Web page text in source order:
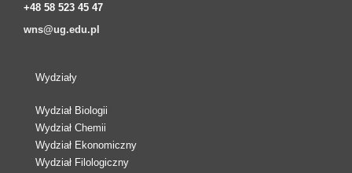
+48 58 523 45 47
wns@ug.edu.pl
Wydziały
Wydział Biologii
Wydział Chemii
Wydział Ekonomiczny
Wydział Filologiczny